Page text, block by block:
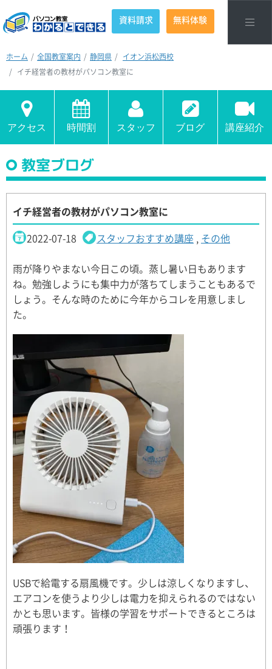
資料請求 無料体験
ホーム 全国教室案内 静岡県
イオン浜松西校
イチ経営者の教材がパソコン教室に
アクセス 時間割 スタッフ ブログ 講座紹介
教室ブログ
イチ経営者の教材がパソコン教室に
2022-07-18
スタッフおすすめ講座 , その他
雨が降りやまない今日この頃。蒸し暑い日もあります
ね。勉強しようにも集中力が落ちてしまうこともあるで
しょう。そんな時のために今年からコレを用意しまし
た。
USBで給電する扇風機です。少しは涼しくなりますし、
エアコンを使うより少しは電力を抑えられるのではない
かとも思います。皆様の学習をサポートできるところは
頑張ります！